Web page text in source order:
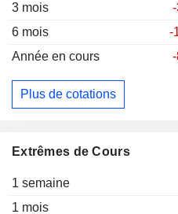
3 mois
6 mois
-
Année en cours
Plus de cotations
Extrêmes de Cours
1 semaine
1 mois